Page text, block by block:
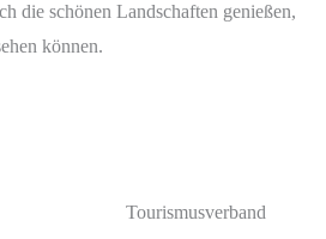
die schönen Landschaften genießen,
können.
Tourismusverband